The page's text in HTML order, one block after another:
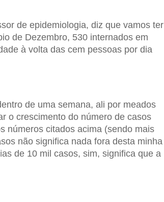
de epidemiologia, diz que vamos ter
de Dezembro, 530 internados em
à volta das cem pessoas por dia
de uma semana, ali por meados
o crescimento do número de casos
números citados acima (sendo mais
não significa nada fora desta minha
de 10 mil casos, sim, significa que a